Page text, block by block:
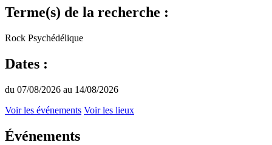
Terme(s) de la recherche :
Rock Psychédélique
Dates :
du 07/08/2026 au 14/08/2026
Voir les événements Voir les lieux
Événements